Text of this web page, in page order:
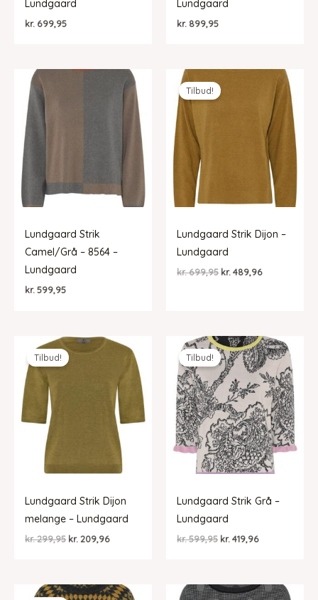
Lundgaard
kr. 699,95
Lundgaard
kr. 899,95
Lundgaard Strik
Camel/Grå – 8564 –
Lundgaard
kr.599,95
Tilbud!
Lundgaard Strik Dijon –
Lundgaard
kr.699,95 Den
kr.489,96Den
Tilbud!
Lundgaard Strik Dijon
melange – Lundgaard
kr.299,95 Den
kr. 299,95.
kr. 209,96Den
kr. 209,96.
Tilbud!
Lundgaard Strik Grå –
Lundgaard
kr.599,95 Den
kr. 599,95.
kr. 419,96Den
kr. 419,96.